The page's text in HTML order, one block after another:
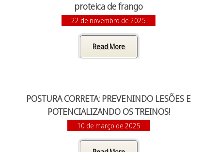
proteica de frango
22 de novembro de 2025
Read More
POSTURA CORRETA: PREVENINDO LESÕES E
POTENCIALIZANDO OS TREINOS!
10 de março de 2025